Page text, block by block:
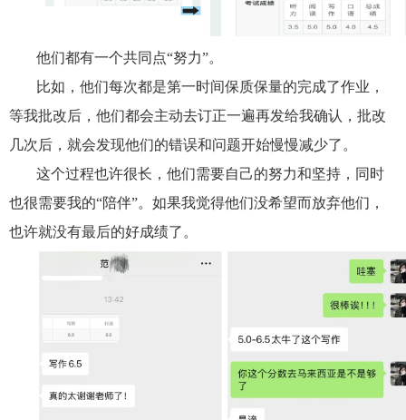
他们都有一个共同点“努力”。
比如，他们每次都是第一时间保质保量的完成了作业，
等我批改后，他们都会主动去订正一遍再发给我确认，批改
几次后，就会发现他们的错误和问题开始慢慢减少了。
这个过程也许很长，他们需要自己的努力和坚持，同时
也很需要我的“陪伴”。如果我觉得他们没希望而放弃他们，
也许就没有最后的好成绩了。